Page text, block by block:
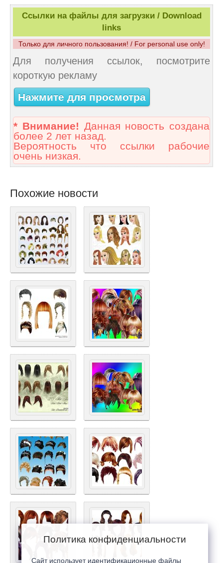
Ссылки на файлы для загрузки / Download
links
Только для личного пользования! / For personal use only!
Для получения ссылок, посмотрите
короткую рекламу
Нажмите для просмотра
* Внимание! Данная новость создана
более 2 лет назад.
Вероятность что ссылки рабочие
очень низкая.
Похожие новости
Политика конфиденциальности
Сайт использует идентификационные файлы